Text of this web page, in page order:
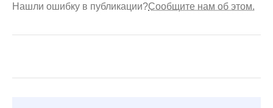
Нашли ошибку в публикации?Сообщите нам об этом.